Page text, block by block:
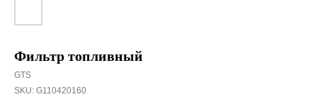
Фильтр топливный
GTS
SKU: G110420160